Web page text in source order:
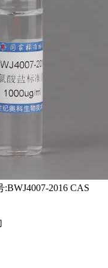
:BWJ4007-2016 CAS